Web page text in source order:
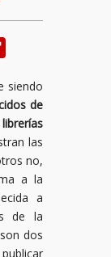
siendo
de
las
no,
a la
a
de la
dos